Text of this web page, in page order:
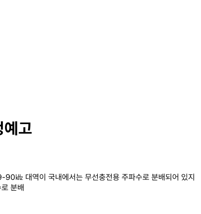
예고
90㎑ 대역이 국내에서는 무선충전용 주파수로 분배되어 있지
분배